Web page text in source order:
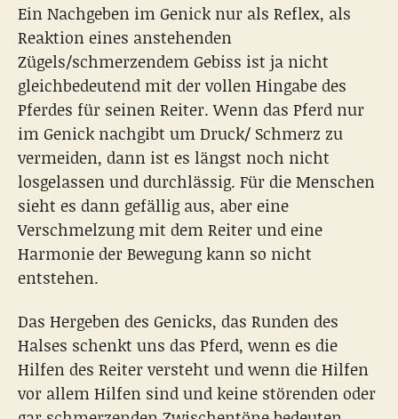
Ein Nachgeben im Genick nur als Reflex, als
Reaktion eines anstehenden
Zügels/schmerzendem Gebiss ist ja nicht
gleichbedeutend mit der vollen Hingabe des
Pferdes für seinen Reiter. Wenn das Pferd nur
im Genick nachgibt um Druck/ Schmerz zu
vermeiden, dann ist es längst noch nicht
losgelassen und durchlässig. Für die Menschen
sieht es dann gefällig aus, aber eine
Verschmelzung mit dem Reiter und eine
Harmonie der Bewegung kann so nicht
entstehen.
Das Hergeben des Genicks, das Runden des
Halses schenkt uns das Pferd, wenn es die
Hilfen des Reiter versteht und wenn die Hilfen
vor allem Hilfen sind und keine störenden oder